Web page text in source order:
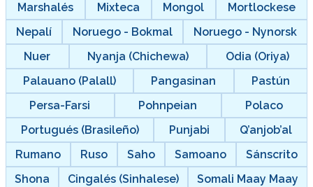
Marshalés
Mixteca Mongol
Mortlockese
Nepalí
Noruego - Bokmal
Noruego - Nynorsk
Nuer
Nyanja (Chichewa)
Odia (Oriya)
Palauano (Palall)
Pangasinan
Pastún
Persa-Farsi
Pohnpeian
Polaco
Portugués (Brasileño)
Punjabi
Q’anjob’al
Rumano
Ruso Saho Samoano
Sánscrito
Shona
Cingalés (Sinhalese)
Somali Maay Maay